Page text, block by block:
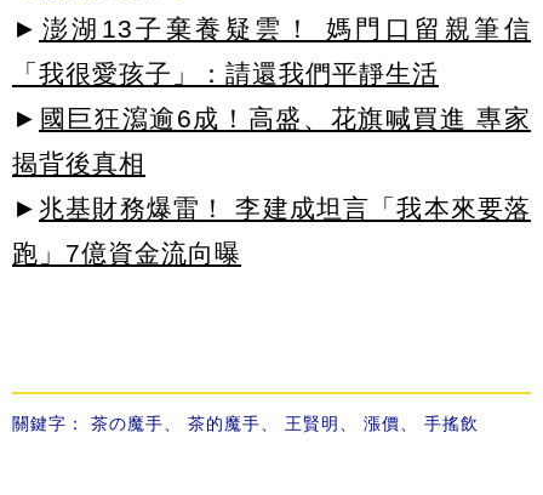
► 澎湖13子棄養疑雲！ 媽門口留親筆信
「我很愛孩子」：請還我們平靜生活
► 國巨狂瀉逾6成！高盛、花旗喊買進 專家
揭背後真相
► 兆基財務爆雷！ 李建成坦言「我本來要落
跑」7億資金流向曝
關鍵字： 茶の魔手、 茶的魔手、 王賢明 、 漲價、 手搖飲